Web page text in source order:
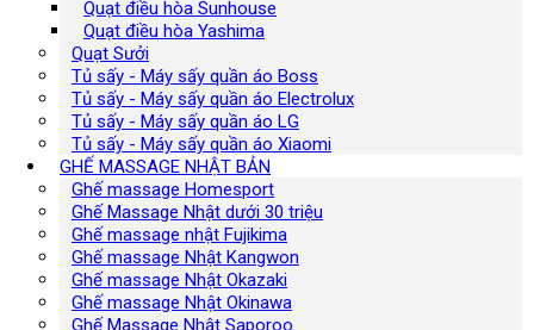
Quạt điều hòa Sunhouse
Quạt điều hòa Yashima
Quạt Sưởi
Tủ sấy - Máy sấy quần áo Boss
Tủ sấy - Máy sấy quần áo Electrolux
Tủ sấy - Máy sấy quần áo LG
Tủ sấy - Máy sấy quần áo Xiaomi
GHẾ MASSAGE NHẬT BẢN
Ghế massage Homesport
Ghế Massage Nhật dưới 30 triệu
Ghế massage nhật Fujikima
Ghế massage Nhật Kangwon
Ghế massage Nhật Okazaki
Ghế massage Nhật Okinawa